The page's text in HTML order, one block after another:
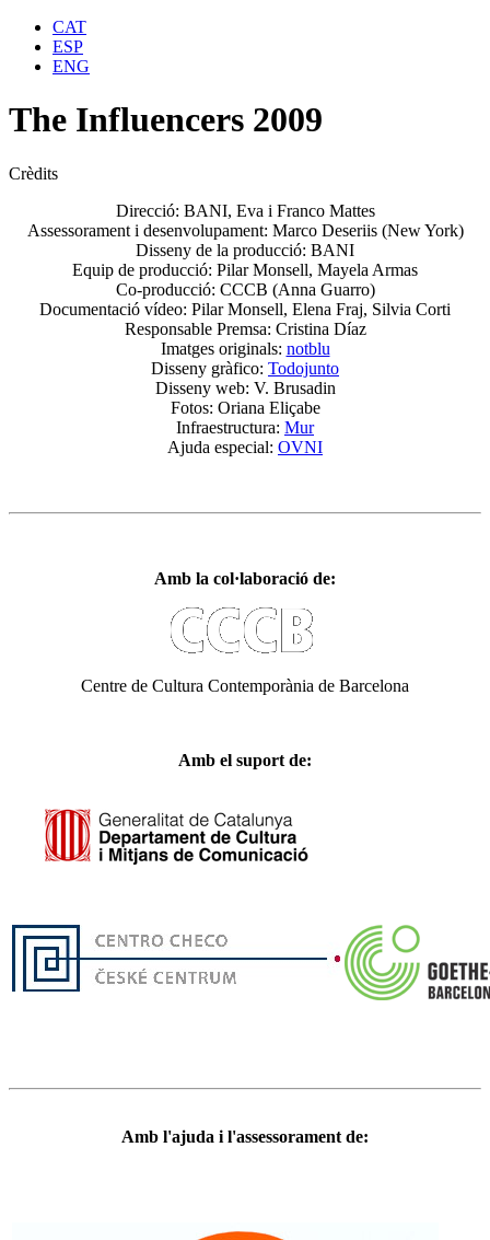
CAT
ESP
ENG
The Influencers 2009
Crèdits
Direcció: BANI, Eva i Franco Mattes
Assessorament i desenvolupament: Marco Deseriis (New York)
Disseny de la producció: BANI
Equip de producció: Pilar Monsell, Mayela Armas
Co-producció: CCCB (Anna Guarro)
Documentació vídeo: Pilar Monsell, Elena Fraj, Silvia Corti
Responsable Premsa: Cristina Díaz
Imatges originals: notblu
Disseny gràfico: Todojunto
Disseny web: V. Brusadin
Fotos: Oriana Eliçabe
Infraestructura: Mur
Ajuda especial: OVNI
Amb la col·laboració de:
Centre de Cultura Contemporània de Barcelona
Amb el suport de:
Amb l'ajuda i l'assessorament de: